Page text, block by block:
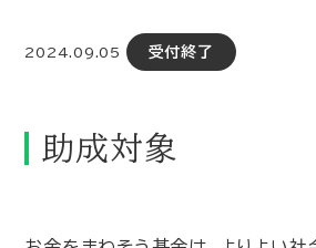
2024.09.05 受付終了
助成対象